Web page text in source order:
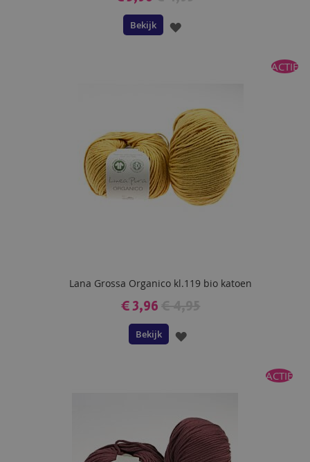
Bekijk
VOEG
ACTIE
Lana Grossa Organico kl.119 bio katoen
€ 3,96
Bekijk
VOEG
ACTIE